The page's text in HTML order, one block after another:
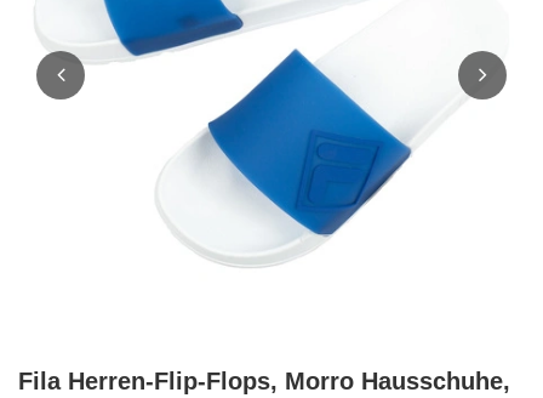
Fila Herren-Flip-Flops, Morro Hausschuhe,